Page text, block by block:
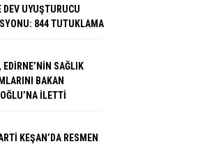
DEV UYUŞTURUCU
844 TUTUKLAMA
EDİRNE’NİN SAĞLIK
BAKAN
İLETTİ
KEŞAN’DA RESMEN